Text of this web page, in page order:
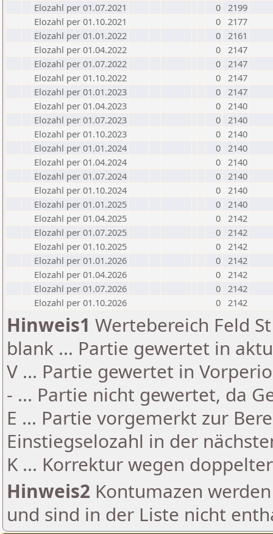
Elozahl per 01.07.2021
0 2199
Elozahl per 01.10.2021
0 2177
Elozahl per 01.01.2022
0 2161
Elozahl per 01.04.2022
0 2147
Elozahl per 01.07.2022
0 2147
Elozahl per 01.10.2022
0 2147
Elozahl per 01.01.2023
0 2147
Elozahl per 01.04.2023
0 2140
Elozahl per 01.07.2023
0 2140
Elozahl per 01.10.2023
0 2140
Elozahl per 01.01.2024
0 2140
Elozahl per 01.04.2024
0 2140
Elozahl per 01.07.2024
0 2140
Elozahl per 01.10.2024
0 2140
Elozahl per 01.01.2025
0 2140
Elozahl per 01.04.2025
0 2142
Elozahl per 01.07.2025
0 2142
Elozahl per 01.10.2025
0 2142
Elozahl per 01.01.2026
0 2142
Elozahl per 01.04.2026
0 2142
Elozahl per 01.07.2026
0 2142
Elozahl per 01.10.2026
0 2142
Hinweis1 Wertebereich Feld
blank ... Partie gewertet in
V ... Partie gewertet in
- ... Partie nicht gewertet, da
E ... Partie vorgemerkt zur
Einstiegselozahl in der
K ... Korrektur wegen
Hinweis2 Kontumazen
und sind in der Liste nicht